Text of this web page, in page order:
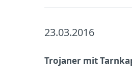
23.03.2016
Trojaner mit